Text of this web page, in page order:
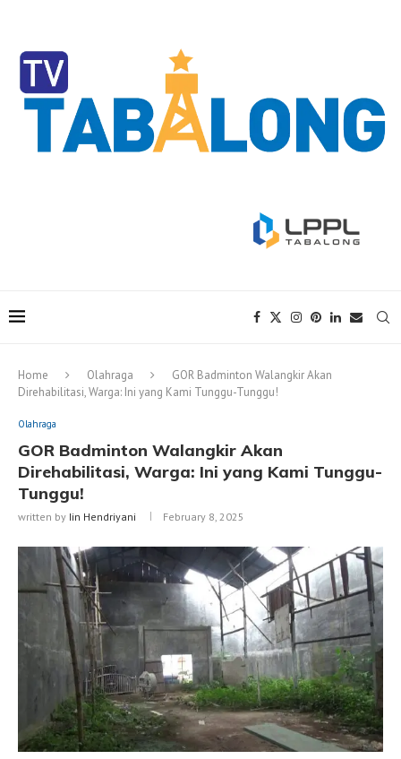
Home Olahraga
GOR Badminton Walangkir Akan
Direhabilitasi, Warga: Ini yang Kami Tunggu-Tunggu!
Olahraga
GOR Badminton Walangkir Akan
Direhabilitasi, Warga: Ini yang Kami Tunggu-
Tunggu!
written by Iin Hendriyani February 8, 2025